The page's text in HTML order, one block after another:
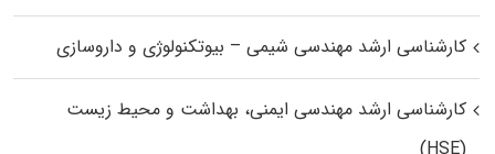
کارشناسی ارشد مهندسی شیمی – بیوتکنولوژی و داروسازی
کارشناسی ارشد مهندسی ایمنی، بهداشت و محیط زیست